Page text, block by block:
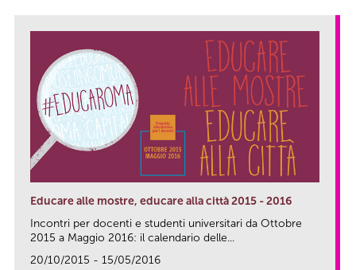
Educare alle mostre, educare alla città 2015 - 2016
Incontri per docenti e studenti universitari da Ottobre
2015 a Maggio 2016: il calendario delle...
20/10/2015 - 15/05/2016